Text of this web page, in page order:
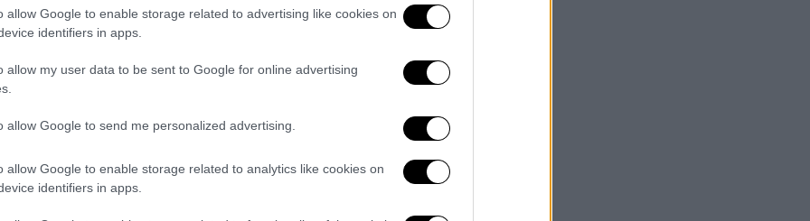
allow Google to enable storage related to advertising like cookies on
identifiers in apps.
allow my user data to be sent to Google for online advertising
allow Google to send me personalized advertising.
allow Google to enable storage related to analytics like cookies on
identifiers in apps.